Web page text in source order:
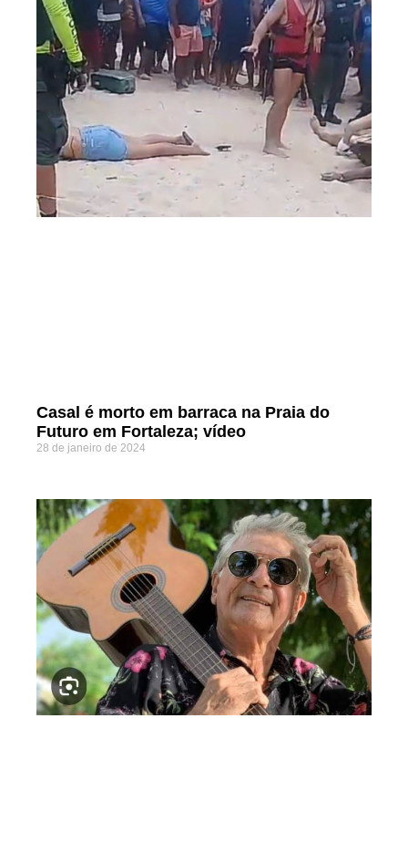
Casal é morto em barraca na Praia do
Futuro em Fortaleza; vídeo
28 de janeiro de 2024